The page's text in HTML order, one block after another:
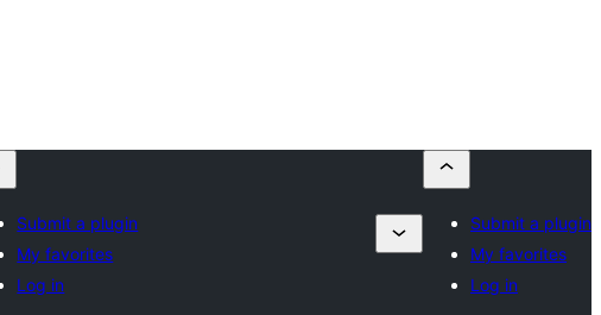
Submit a plugin
My favorites
Log in
Submit a plugin
My favorites
Log in